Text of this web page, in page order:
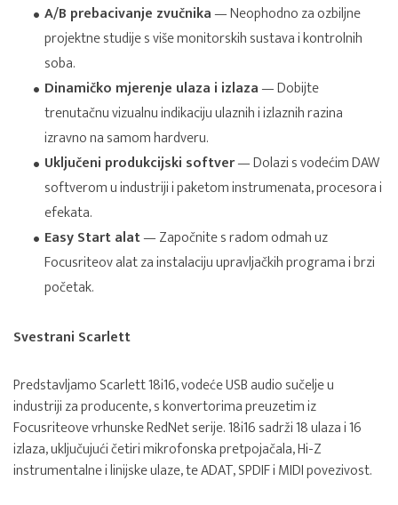
A/B prebacivanje zvučnika— Neophodno za ozbiljne
projektne studije s više monitorskih sustava i kontrolnih
soba.
Dinamičko mjerenje ulaza i izlaza— Dobijte
trenutačnu vizualnu indikaciju ulaznih i izlaznih razina
izravno na samom hardveru.
Uključeni produkcijski softver— Dolazi s vodećim DAW
softverom u industriji i paketom instrumenata, procesora i
efekata.
Easy Start alat— Započnite s radom odmah uz
Focusriteov alat za instalaciju upravljačkih programa i brzi
početak.
Svestrani Scarlett
Predstavljamo Scarlett 18i16, vodeće USB audio sučelje u
industriji za producente, s konvertorima preuzetim iz
Focusriteove vrhunske RedNet serije. 18i16 sadrži 18 ulaza i 16
izlaza, uključujući četiri mikrofonska pretpojačala, Hi-Z
instrumentalne i linijske ulaze, te ADAT, SPDIF i MIDI povezivost.